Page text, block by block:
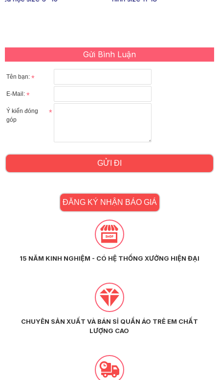
Gửi Bình Luận
Tên bạn:
E-Mail:
Ý kiến đóng
góp
GỬI ĐI
ĐĂNG KÝ NHẬN BÁO GIÁ
15 NĂM KINH NGHIỆM - CÓ HỆ THỐNG XƯỞNG HIỆN ĐẠI
CHUYÊN SẢN XUẤT VÀ BÁN SỈ QUẦN ÁO TRẺ EM CHẤT
LƯỢNG CAO